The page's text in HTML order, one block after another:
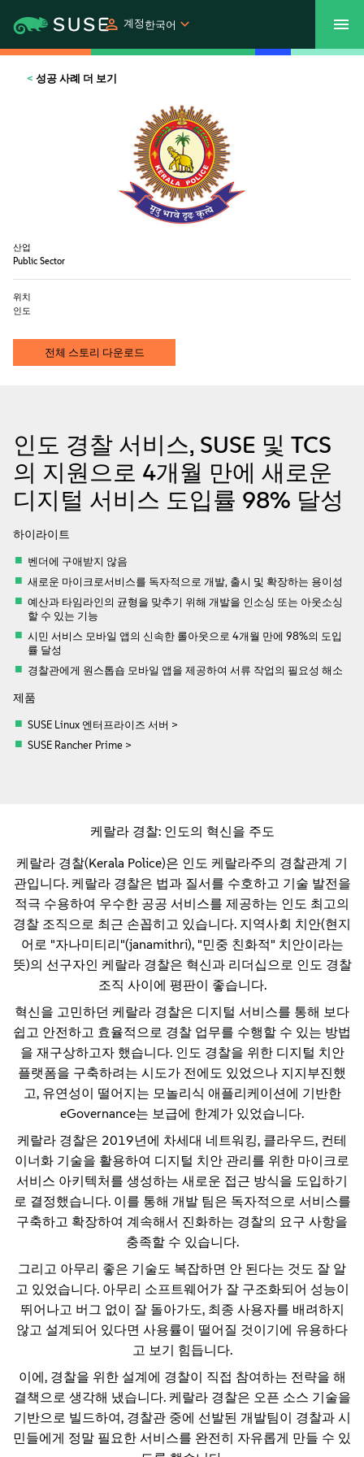
계정 한국어
SUSECON 2027
파트너
정보
무료 다운로드
성공 사례 더 보기
산업
Public Sector
위치
인도
전체 스토리 다운로드
인도 경찰 서비스, SUSE 및 TCS
의 지원으로 4개월 만에 새로운
디지털 서비스 도입률 98% 달성
하이라이트
벤더에 구애받지 않음
새로운 마이크로서비스를 독자적으로 개발, 출시 및 확장하는 용이성
예산과 타임라인의 균형을 맞추기 위해 개발을 인소싱 또는 아웃소싱
할 수 있는 기능
시민 서비스 모바일 앱의 신속한 롤아웃으로 4개월 만에 98%의 도입
률 달성
경찰관에게 원스톱숍 모바일 앱을 제공하여 서류 작업의 필요성 해소
제품
SUSE Linux 엔터프라이즈 서버 >
SUSE Rancher Prime >
케랄라 경찰: 인도의 혁신을 주도
케랄라 경찰(Kerala Police)은 인도 케랄라주의 경찰관계 기
관입니다. 케랄라 경찰은 법과 질서를 수호하고 기술 발전을
적극 수용하여 우수한 공공 서비스를 제공하는 인도 최고의
경찰 조직으로 최근 손꼽히고 있습니다. 지역사회 치안(현지
어로 "자나미티리"(janamithri), "민중 친화적" 치안이라는
뜻)의 선구자인 케랄라 경찰은 혁신과 리더십으로 인도 경찰
조직 사이에 평판이 좋습니다.
혁신을 고민하던 케랄라 경찰은 디지털 서비스를 통해 보다
쉽고 안전하고 효율적으로 경찰 업무를 수행할 수 있는 방법
을 재구상하고자 했습니다. 인도 경찰을 위한 디지털 치안
플랫폼을 구축하려는 시도가 전에도 있었으나 지지부진했
고, 유연성이 떨어지는 모놀리식 애플리케이션에 기반한
eGovernance는 보급에 한계가 있었습니다.
케랄라 경찰은 2019년에 차세대 네트워킹, 클라우드, 컨테
이너화 기술을 활용하여 디지털 치안 관리를 위한 마이크로
서비스 아키텍처를 생성하는 새로운 접근 방식을 도입하기
로 결정했습니다. 이를 통해 개발 팀은 독자적으로 서비스를
구축하고 확장하여 계속해서 진화하는 경찰의 요구 사항을
충족할 수 있습니다.
그리고 아무리 좋은 기술도 복잡하면 안 된다는 것도 잘 알
고 있었습니다. 아무리 소프트웨어가 잘 구조화되어 성능이
뛰어나고 버그 없이 잘 돌아가도, 최종 사용자를 배려하지
않고 설계되어 있다면 사용률이 떨어질 것이기에 유용하다
고 보기 힘듭니다.
이에, 경찰을 위한 설계에 경찰이 직접 참여하는 전략을 해
결책으로 생각해 냈습니다. 케랄라 경찰은 오픈 소스 기술을
기반으로 빌드하여, 경찰관 중에 선발된 개발팀이 경찰과 시
민들에게 정말 필요한 서비스를 완전히 자유롭게 만들 수 있